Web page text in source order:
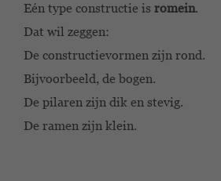
Eén type constructie is romein.
Dat wil zeggen:
De constructievormen zijn rond.
Bijvoorbeeld, de bogen.
De pilaren zijn dik en stevig.
De ramen zijn klein.